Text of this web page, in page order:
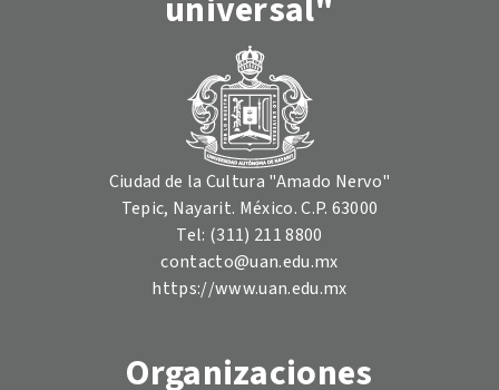
Ciudad de la Cultura "Amado Nervo"
Tepic, Nayarit. México. C.P. 63000
Tel: (311) 211 8800
contacto@uan.edu.mx
https://www.uan.edu.mx
Organizaciones